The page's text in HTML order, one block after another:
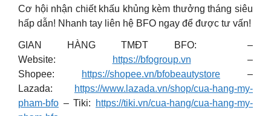
Cơ hội nhận chiết khấu khủng kèm thưởng tháng siêu
hấp dẫn! Nhanh tay liên hệ BFO ngay để được tư vấn!
GIAN HÀNG TMĐT BFO: –
Website:
https://bfogroup.vn –
Shopee:
https://shopee.vn/bfobeautystore –
Lazada:
https://www.lazada.vn/shop/cua-hang-my-
pham-bfo – Tiki:
https://tiki.vn/cua-hang/cua-hang-my-